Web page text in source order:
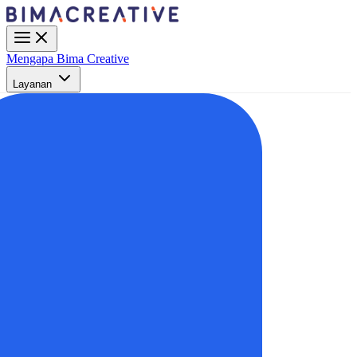
Mengapa Bima Creative
Layanan